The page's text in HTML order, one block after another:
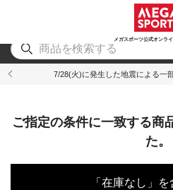
メガスポーツ公式オンラ
アウトドア
7/28(火)に発生した地震による一
ご指定の条件に一致する商
た。
「在庫なし」